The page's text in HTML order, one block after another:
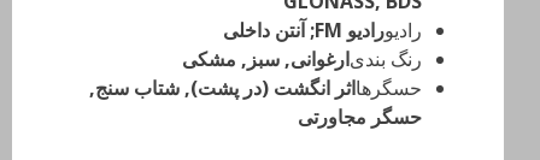
رادیورادیو FM; آنتن داخلی
رنگ بندیارغوانی, سبز, مشکی
حسگرهااثر انگشت (در پشت), شتاب سنج,
حسگر مجاورتی